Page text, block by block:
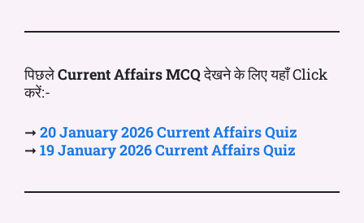
पिछलेCurrent Affairs MCQदेखने के लिए यहाँ Click
करें:-
➞ 20 January 2026 CurrentAffairsQuiz
➞ 19 January 2026 CurrentAffairsQuiz